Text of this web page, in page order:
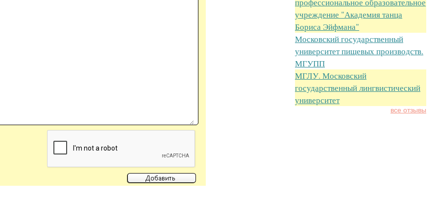
учреждение "Академия танца
Бориса Эйфмана"
Московский государственный
университет пищевых производств.
МГУПП
МГЛУ. Московский
государственный лингвистический
университет
все отзывы